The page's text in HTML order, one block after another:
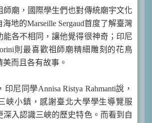
師廟，國際學生們也對傳統廟宇文化
地的Marseille Sergaud首度了解臺灣
能各不相同，讓他覺得很神奇；印尼
則最喜歡祖師廟精細雕刻的花鳥
而且各有故事。
尼同學Annisa Ristya Rahmanti說，
峽小鎮，感謝臺北大學學生導覽服
深入認識三峽的歷史特色。而看到自